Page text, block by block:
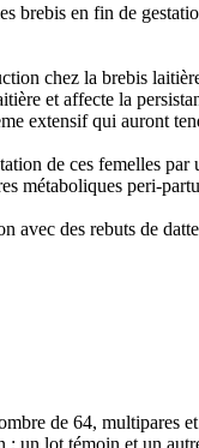
brebis en fin de
chez la brebis
et affecte la
extensif qui auront
de ces femelles
métaboliques peri-
des rebuts de
de 64, multipares